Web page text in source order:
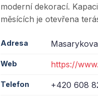
moderní dekorací.
měsících je otevřena
Adresa
Web https://
Telefon +420 608